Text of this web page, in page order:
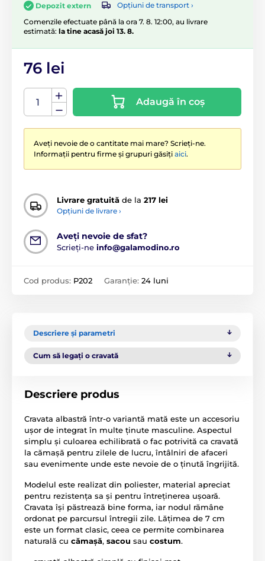
Depozit extern
Opțiuni de transport ›
Comenzile efectuate până la ora 7. 8. 12:00, au livrare
estimată: la tine acasă joi 13. 8.
76 lei
Adaugă în coș
Aveți nevoie de o cantitate mai mare? Scrieți-ne.
Informații pentru firme și grupuri găsiți aici.
Livrare gratuită de la 217 lei
Opțiuni de livrare ›
Aveți nevoie de sfat?
Scrieți-ne info@galamodino.ro
Cod produs: P202 Garanție: 24 luni
Descriere și parametri
Cum să legați o cravată
Descriere produs
Cravata albastră într-o variantă mată este un accesoriu
ușor de integrat în multe ținute masculine. Aspectul
simplu și culoarea echilibrată o fac potrivită ca cravată
la cămașă pentru zilele de lucru, întâlniri de afaceri
sau evenimente unde este nevoie de o ținută îngrijită.
Modelul este realizat din poliester, material apreciat
pentru rezistența sa și pentru întreținerea ușoară.
Cravata își păstrează bine forma, iar nodul rămâne
ordonat pe parcursul întregii zile. Lățimea de 7 cm
este un format clasic, ceea ce permite combinarea
naturală cu cămașă, sacou sau costum.